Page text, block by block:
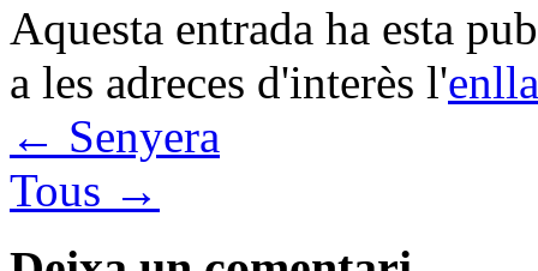
Aquesta entrada ha esta
a les adreces d'interès l'
← Senyera
Tous →